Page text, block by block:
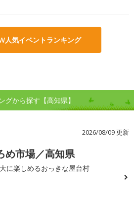
人気イベントランキング
グから探す【高知県】
2026/08/09 更新
め市場／高知県
に楽しめるおっきな屋台村